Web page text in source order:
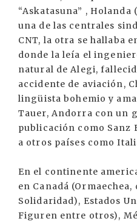
“Askatasuna” , Holanda
una de las centrales
CNT, la otra se hallaba
donde la leía el
natural de Alegi,
accidente de aviación,
lingüista bohemio y
Tauer, Andorra con un
publicación como Sanz
a otros países como
En el continente
en Canadá
Solidaridad), Estados
Figuren entre otros),